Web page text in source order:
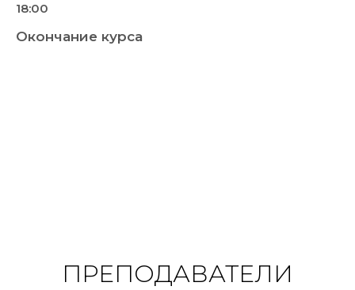
18:00
Окончание курса
ПРЕПОДАВАТЕЛИ